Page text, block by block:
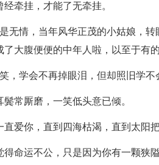
牵挂，才能了无牵挂。
无情，当年风华正茂的小姑娘，
了大腹便便的中年人啦，以至于有
，学会不再掉眼泪，但却照旧学不
鬓常厮磨，一笑低头意已倾。
直爱你，直到四海枯渴，直到太阳
得命运不公，只是因为你有一颗狭